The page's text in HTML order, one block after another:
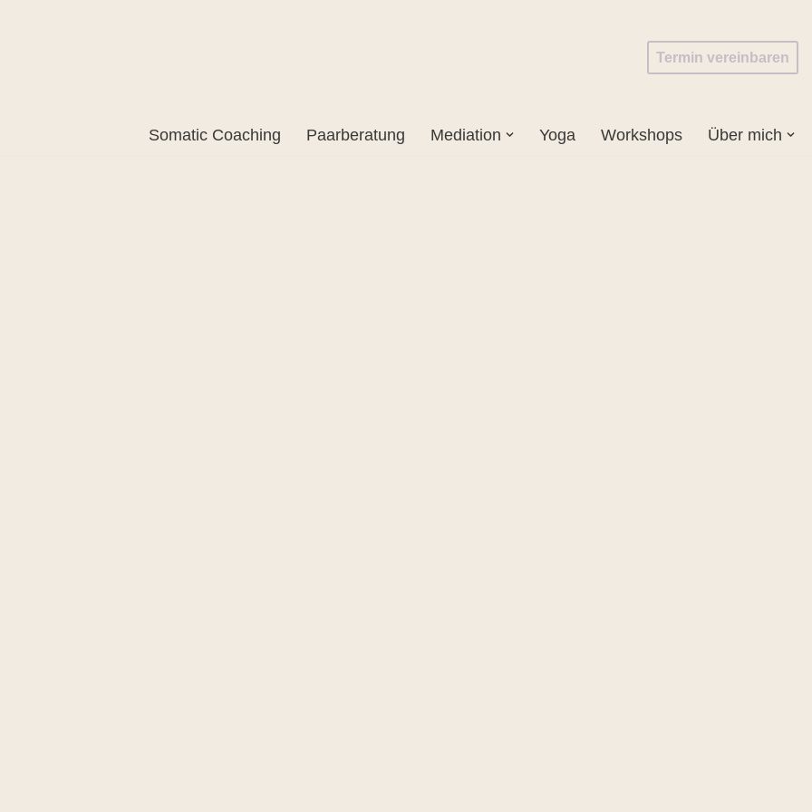
Termin vereinbaren
Somatic Coaching Paarberatung Mediation Yoga Workshops Über mich